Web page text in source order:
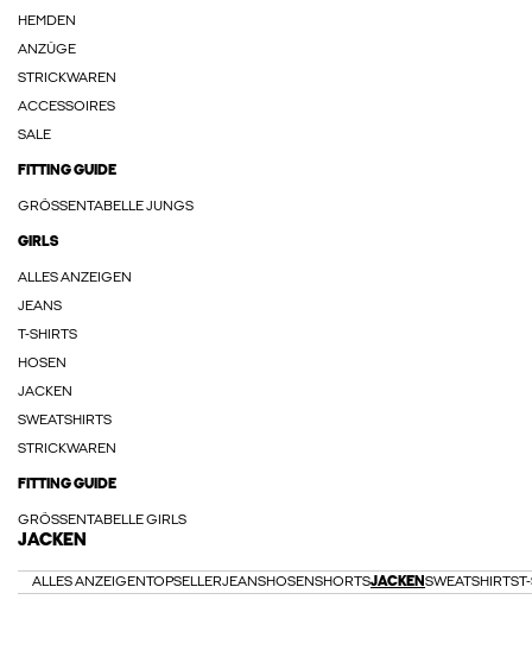
HEMDEN
ANZÜGE
STRICKWAREN
ACCESSOIRES
SALE
FITTING GUIDE
GRÖSSENTABELLE JUNGS
GIRLS
ALLES ANZEIGEN
JEANS
T-SHIRTS
HOSEN
JACKEN
SWEATSHIRTS
STRICKWAREN
FITTING GUIDE
GRÖSSENTABELLE GIRLS
JACKEN
ALLES ANZEIGENTOPSELLERJEANSHOSENSHORTSJACKEN SWEATSHIRTS